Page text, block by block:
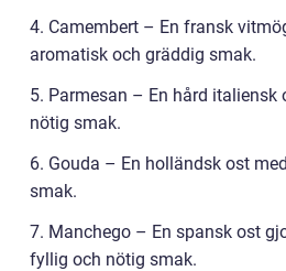
4. Camembert – En fransk
aromatisk och gräddig smak.
5. Parmesan – En hård italiensk
nötig smak.
6. Gouda – En holländsk ost
smak.
7. Manchego – En spansk ost
fyllig och nötig smak.